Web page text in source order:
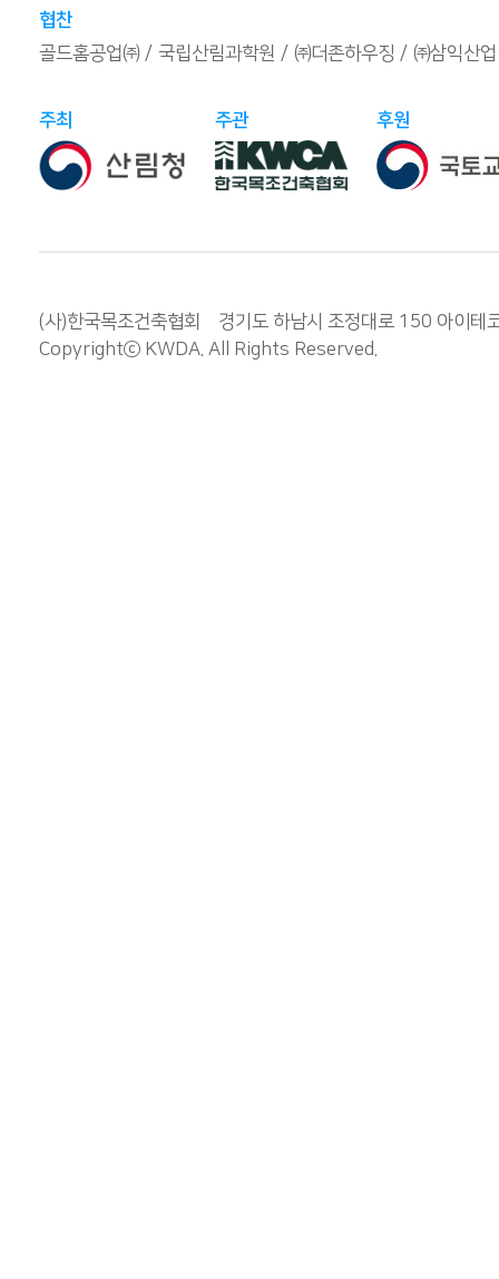
협찬
골드홈공업㈜
국립산림과학원 ㈜더존하우징 ㈜삼익산업
주최 주관 후원
(사)한국목조건축협회 경기도 하남시 조정대로 150 아
Copyrightⓒ KWDA. All Rights Reserved.